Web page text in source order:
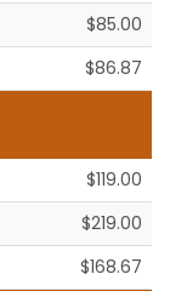
$85.00
$86.87
$119.00
$219.00
$168.67